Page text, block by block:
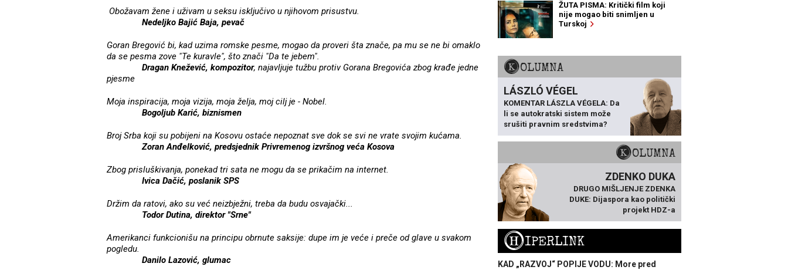
Obožavam žene i uživam u seksu isključivo u njihovom prisustvu.
Nedeljko Bajić Baja, pevač
Goran Bregović bi, kad uzima romske pesme, mogao da proveri šta znače, pa mu se ne bi omaklo
da se pesma zove "Te kuravle", što znači "Da te jebem".
Dragan Knežević, kompozitor, najavljuje tužbu protiv Gorana Bregovića zbog krađe jedne
pjesme
Moja inspiracija, moja vizija, moja želja, moj cilj je - Nobel.
Bogoljub Karić, biznismen
Broj Srba koji su pobijeni na Kosovu ostaće nepoznat sve dok se svi ne vrate svojim kućama.
Zoran Anđelković, predsjednik Privremenog izvršnog veća Kosova
Zbog prisluškivanja, ponekad tri sata ne mogu da se prikačim na internet.
Ivica Dačić, poslanik SPS
Držim da ratovi, ako su već neizbježni, treba da budu osvajački...
Todor Dutina, direktor "Srne"
Amerikanci funkcionišu na principu obrnute saksije: dupe im je veće i preče od glave u svakom
pogledu.
Danilo Lazović, glumac
ŽUTA PISMA: Kritički film koji
nije mogao biti snimljen u
Turskoj
KOLUMNA
LÁSZLÓ VÉGEL
KOMENTAR LÁSZLA VÉGELA: Da
li se autokratski sistem može
srušiti pravnim sredstvima?
KOLUMNA
ZDENKO DUKA
DRUGO MIŠLJENJE ZDENKA
DUKE: Dijaspora kao politički
projekt HDZ-a
HIPERLINK
KAD „RAZVOJ“ POPIJE VODU: More pred